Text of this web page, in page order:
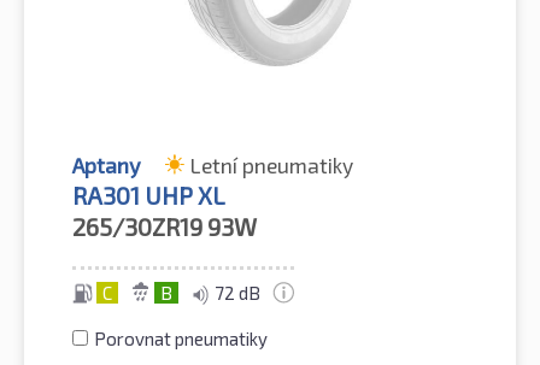
Aptany Letní pneumatiky
RA301 UHP XL
265/30ZR19 93W
C B 72 dB
Porovnat pneumatiky